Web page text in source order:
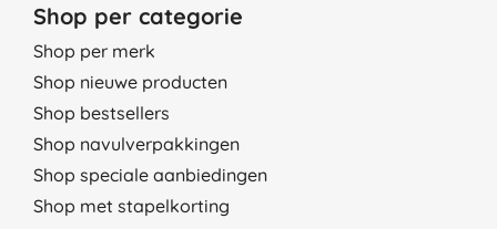
Shop per categorie
Shop per merk
Shop nieuwe producten
Shop bestsellers
Shop navulverpakkingen
Shop speciale aanbiedingen
Shop met stapelkorting